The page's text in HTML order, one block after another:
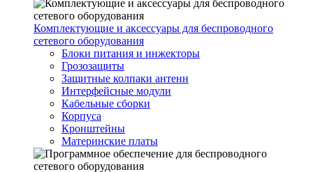
Комплектующие и аксессуары для беспроводного
сетевого оборудования
Блоки питания и инжекторы
Грозозащиты
Защитные колпаки антенн
Интерфейсные модули
Кабельные сборки
Корпуса
Кронштейны
Материнские платы